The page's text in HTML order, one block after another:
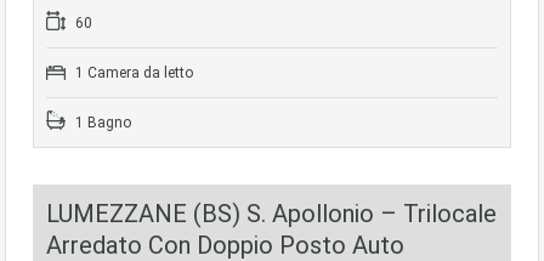
60
1 Camera da letto
1 Bagno
LUMEZZANE (BS) S. Apollonio – Trilocale
Arredato Con Doppio Posto Auto